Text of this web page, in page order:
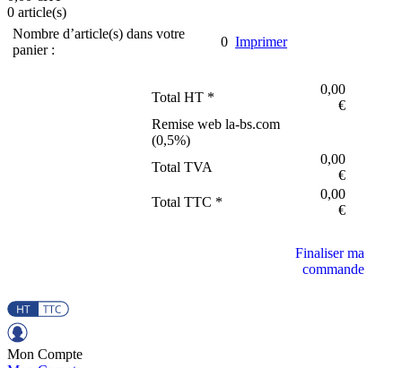
0 article(s)
Nombre d’article(s) dans votre
panier :
0 Imprimer
Total HT *
0,00
€
Remise web la-bs.com
(0,5%)
Total TVA
0,00
€
Total TTC *
0,00
€
Finaliser ma
commande
Mon Compte